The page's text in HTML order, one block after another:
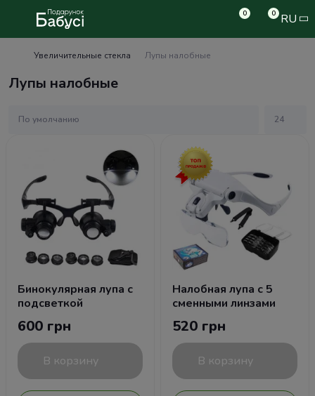
0 0 RU
Увеличительные стекла Лупы налобные
Лупы налобные
Бинокулярная лупа с
подсветкой
600 грн
В корзину
Налобная лупа с 5
сменными линзами
520 грн
В корзину